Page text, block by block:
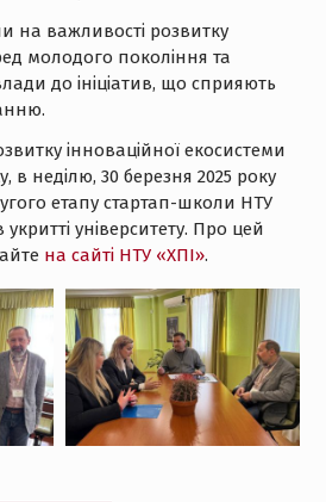
на важливості розвитку
молодого покоління та
до ініціатив, що сприяють
інноваційної екосистеми
в неділю, 30 березня 2025 року
етапу стартап-школи НТУ
університету. Про цей
на сайті НТУ «ХПІ».